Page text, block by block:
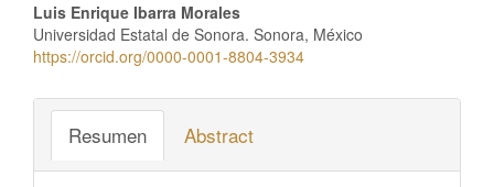
Luis Enrique Ibarra Morales
Universidad Estatal de Sonora. Sonora, México
https://orcid.org/0000-0001-8804-3934
Resumen Abstract